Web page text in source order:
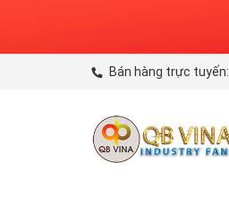
Bán hàng trực tuyến: